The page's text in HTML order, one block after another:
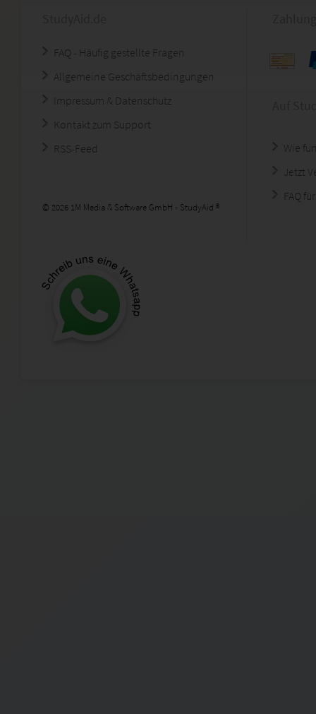
FAQ - Häufig gestellte Fragen
Allgemeine Geschäftsbedingungen
Impressum & Datenschutz
Kontakt zum Support
RSS-Feed
© 2026 1M Media & Software GmbH - StudyAid ®
Wie
Jetzt
FAQ